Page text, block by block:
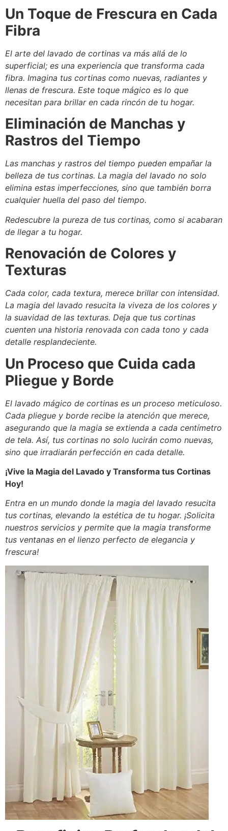
Un Toque de Frescura en Cada
Fibra
El arte del lavado de cortinas va más allá de lo
superficial; es una experiencia que transforma cada
fibra. Imagina tus cortinas como nuevas, radiantes y
llenas de frescura. Este toque mágico es lo que
necesitan para brillar en cada rincón de tu hogar.
Eliminación de Manchas y
Rastros del Tiempo
Las manchas y rastros del tiempo pueden empañar la
belleza de tus cortinas. La magia del lavado no solo
elimina estas imperfecciones, sino que también borra
cualquier huella del paso del tiempo.
Redescubre la pureza de tus cortinas, como si acabaran
de llegar a tu hogar.
Renovación de Colores y
Texturas
Cada color, cada textura, merece brillar con intensidad.
La magia del lavado resucita la viveza de los colores y
la suavidad de las texturas. Deja que tus cortinas
cuenten una historia renovada con cada tono y cada
detalle resplandeciente.
Un Proceso que Cuida cada
Pliegue y Borde
El lavado mágico de cortinas es un proceso meticuloso.
Cada pliegue y borde recibe la atención que merece,
asegurando que la magia se extienda a cada centímetro
de tela. Así, tus cortinas no solo lucirán como nuevas,
sino que irradiarán perfección en cada detalle.
¡Vive la Magia del Lavado y Transforma tus Cortinas
Hoy!
Entra en un mundo donde la magia del lavado resucita
tus cortinas, elevando la estética de tu hogar. ¡Solicita
nuestros servicios y permite que la magia transforme
tus ventanas en el lienzo perfecto de elegancia y
frescura!